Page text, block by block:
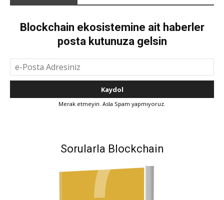
Blockchain ekosistemine ait haberler
posta kutunuza gelsin
Merak etmeyin. Asla Spam yapmıyoruz.
Sorularla Blockchain